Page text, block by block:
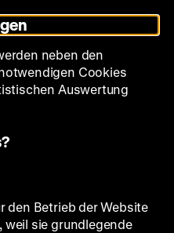
18.30 Uhr
neben den
Cookies
Auswertung
den Betrieb der Website
sie grundlegende